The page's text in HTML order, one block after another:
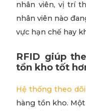
nhân viên, vị trí
nhân viên nào
vực hạn chế hay
RFID giúp
tồn kho tốt
Hệ thống theo
hàng tồn kho.